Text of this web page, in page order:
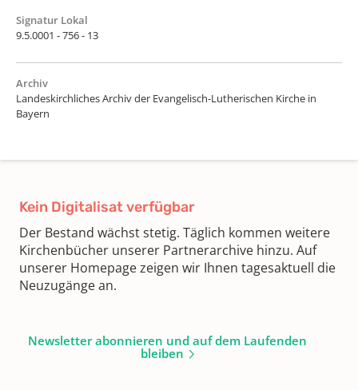
Signatur Lokal
9.5.0001 - 756 - 13
Archiv
Landeskirchliches Archiv der Evangelisch-Lutherischen Kirche in
Bayern
Kein Digitalisat verfügbar
Der Bestand wächst stetig. Täglich kommen weitere
Kirchenbücher unserer Partnerarchive hinzu. Auf
unserer Homepage zeigen wir Ihnen tagesaktuell die
Neuzugänge an.
Newsletter abonnieren und auf dem Laufenden
bleiben